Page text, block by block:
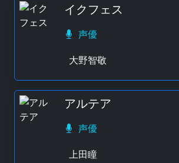
イクフェス
声優
大野智敬
アルテア
声優
上田瞳